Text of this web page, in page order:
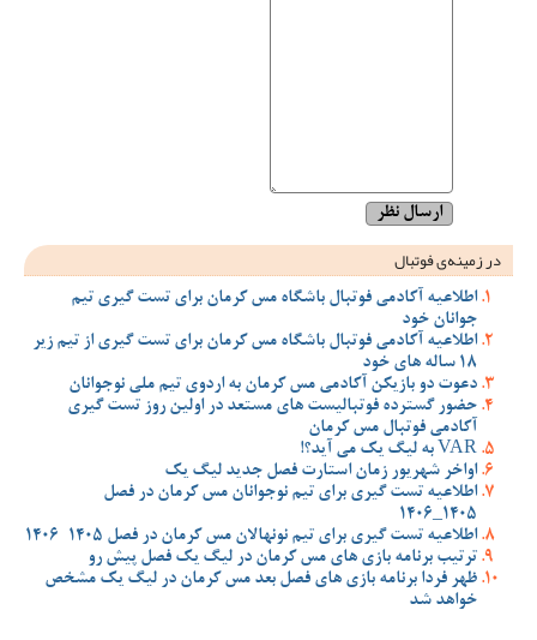
در زمینه‌ی فوتبال
اطلاعیه آکادمی فوتبال باشگاه مس کرمان برای تست گیری تیم
جوانان خود
اطلاعیه آکادمی فوتبال باشگاه مس کرمان برای تست گیری از تیم زیر
18 ساله های خود
دعوت دو بازیکن آکادمی مس کرمان به اردوی تیم ملی نوجوانان
حضور گسترده فوتبالیست های مستعد در اولین روز تست گیری
آکادمی فوتبال مس کرمان
VAR به لیگ یک می آید؟!
اواخر شهریور زمان استارت فصل جدید لیگ یک
اطلاعیه تست گیری برای تیم نوجوانان مس کرمان در فصل
1405_1406
اطلاعیه تست گیری برای تیم نونهالان مس کرمان در فصل 1405-1406
ترتیب برنامه بازی های مس کرمان در لیگ یک فصل پیش رو
ظهر فردا برنامه بازی های فصل بعد مس کرمان در لیگ یک مشخص
خواهد شد